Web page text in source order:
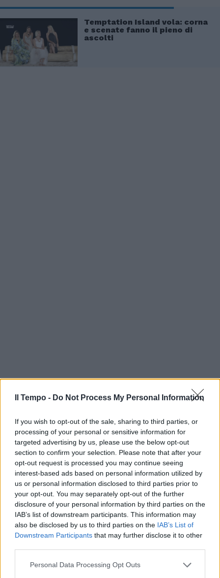
Il Tempo - Do Not Process My Personal Information
If you wish to opt-out of the sale, sharing to third parties, or
processing of your personal or sensitive information for
targeted advertising by us, please use the below opt-out
section to confirm your selection. Please note that after your
opt-out request is processed you may continue seeing
interest-based ads based on personal information utilized by
us or personal information disclosed to third parties prior to
your opt-out. You may separately opt-out of the further
disclosure of your personal information by third parties on the
IAB’s list of downstream participants. This information may
also be disclosed by us to third parties on the IAB’s List of
Downstream Participants that may further disclose it to other
Personal Data Processing Opt Outs
Temptation Island vola: corna
e scenate fanno il pieno di
ascolti